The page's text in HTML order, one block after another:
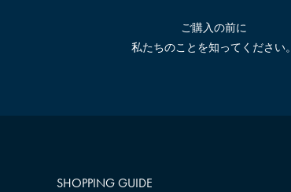
ご購入の前に
私たちのことを知ってください。
SHOPPING GUIDE